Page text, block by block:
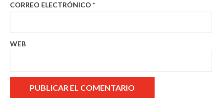
CORREO ELECTRÓNICO *
WEB